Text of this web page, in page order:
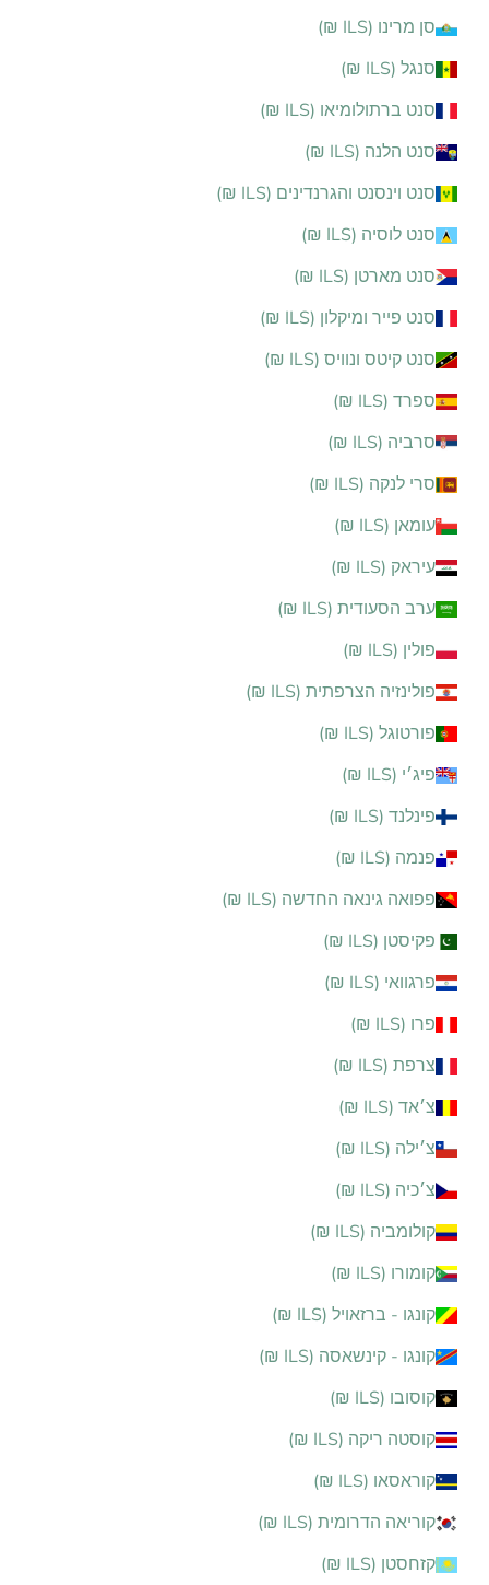
סן מרינו (ILS ₪)
סנגל (ILS ₪)
סנט ברתולומיאו (ILS ₪)
סנט הלנה (ILS ₪)
סנט וינסנט והגרנדינים (ILS ₪)
סנט לוסיה (ILS ₪)
סנט מארטן (ILS ₪)
סנט פייר ומיקלון (ILS ₪)
סנט קיטס ונוויס (ILS ₪)
ספרד (ILS ₪)
סרביה (ILS ₪)
סרי לנקה (ILS ₪)
עומאן (ILS ₪)
עיראק (ILS ₪)
ערב הסעודית (ILS ₪)
פולין (ILS ₪)
פולינזיה הצרפתית (ILS ₪)
פורטוגל (ILS ₪)
פיג׳י (ILS ₪)
פינלנד (ILS ₪)
פנמה (ILS ₪)
פפואה גינאה החדשה (ILS ₪)
פקיסטן (ILS ₪)
פרגוואי (ILS ₪)
פרו (ILS ₪)
צרפת (ILS ₪)
צ׳אד (ILS ₪)
צ׳ילה (ILS ₪)
צ׳כיה (ILS ₪)
קולומביה (ILS ₪)
קומורו (ILS ₪)
קונגו - ברזאויל (ILS ₪)
קונגו - קינשאסה (ILS ₪)
קוסובו (ILS ₪)
קוסטה ריקה (ILS ₪)
קוראסאו (ILS ₪)
קוריאה הדרומית (ILS ₪)
קזחסטן (ILS ₪)